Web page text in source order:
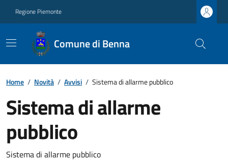
Regione Piemonte
Comune di Benna
Home / Novità / Avvisi / Sistema di allarme pubblico
Sistema di allarme
pubblico
Sistema di allarme pubblico